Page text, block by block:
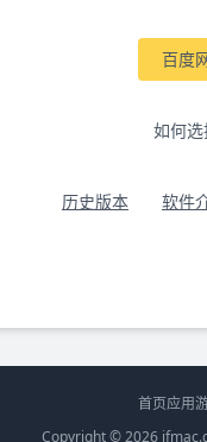
百度
如何选
历史版本 软件
首页应用
Copyright © 2026